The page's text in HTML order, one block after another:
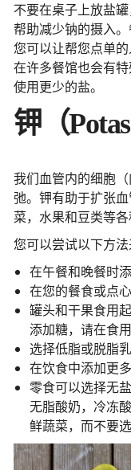
不要在桌子上放盐
帮助减少钠的摄入
您可以让帮您点单
在许多餐馆也会有
使用更少的盐。
钾（
我们血管内的细胞
弛。钾有助于扩张
菜，水果和豆类等各
您可以尝试以下方法
在午餐和晚餐时
在您的餐食或点
罐头和干果食用
添加糖，请在食
选择低脂或脱脂乳
在饮食中添加更
零食可以选择无
无脂酸奶，冷冻
鲜蔬菜，而不要